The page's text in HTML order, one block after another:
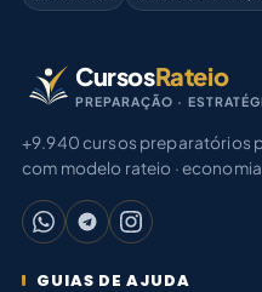
CursosRateio
PREPARAÇÃO ·
+9.940 cursos preparatórios
com modelo rateio ·
GUIAS DE AJUDA